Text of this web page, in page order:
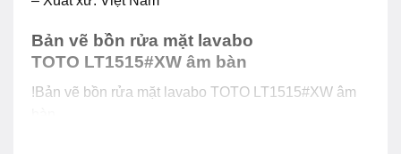
Bản vẽ bồn rửa mặt lavabo
TOTO LT1515#XW​ âm bàn
!Bản vẽ bồn rửa mặt lavabo TOTO LT1515#XW​ âm